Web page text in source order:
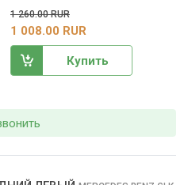
1 260.00 RUR
1 008.00 RUR
Купить